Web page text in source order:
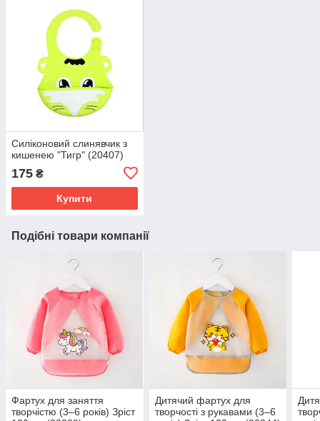
Силіконовий слинявчик з
кишенею "Тигр" (20407)
175 ₴
Купити
Подібні товари компанії
Фартух для заняття
творчістю (3–6 років) Зріст
Дитячий фартух для
творчості з рукавами (3–6